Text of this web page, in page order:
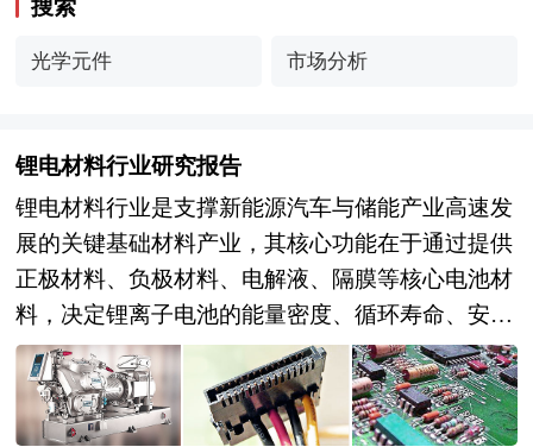
搜索
光学元件 市场分析
锂电材料行业研究报告
锂电材料行业是支撑新能源汽车与储能产业高速发
展的关键基础材料产业，其核心功能在于通过提供
正极材料、负极材料、电解液、隔膜等核心电池材
料，决定锂离子电池的能量密度、循环寿命、安全
性能与成本结构，是电池性能提升与技术迭代的核
心载体，也是产业链中技术壁垒最高、价值占比最
大的环节之一。从产业范畴来看，锂电材料行业涵